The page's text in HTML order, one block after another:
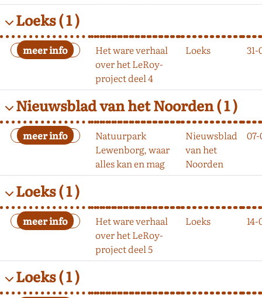
Loeks( 1 )
Het ware verhaal
over het LeRoy-
project deel 4
Loeks 31-
Nieuwsblad van het Noorden( 1 )
Natuurpark
Lewenborg, waar
alles kan en mag
Nieuwsblad
van het
Noorden
07-
Loeks( 1 )
Het ware verhaal
over het LeRoy-
project deel 5
Loeks 14-
Loeks( 1 )